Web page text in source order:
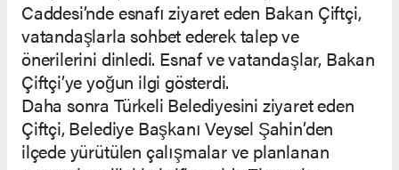
Caddesi’nde esnafı ziyaret eden Bakan Çiftçi,
vatandaşlarla sohbet ederek talep ve
önerilerini dinledi. Esnaf ve vatandaşlar, Bakan
Çiftçi’ye yoğun ilgi gösterdi.
Daha sonra Türkeli Belediyesini ziyaret eden
Çiftçi, Belediye Başkanı Veysel Şahin’den
ilçede yürütülen çalışmalar ve planlanan